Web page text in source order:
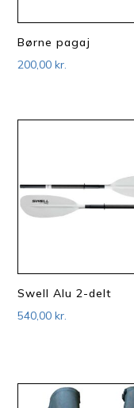
Børne pagaj
200,00kr.
Swell Alu 2-delt
540,00kr.